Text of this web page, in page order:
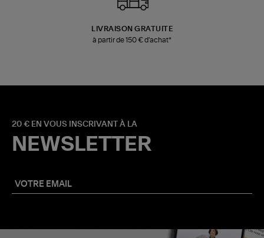
LIVRAISON GRATUITE
à partir de 150 € d'achat*
20 € EN VOUS INSCRIVANT À LA
NEWSLETTER